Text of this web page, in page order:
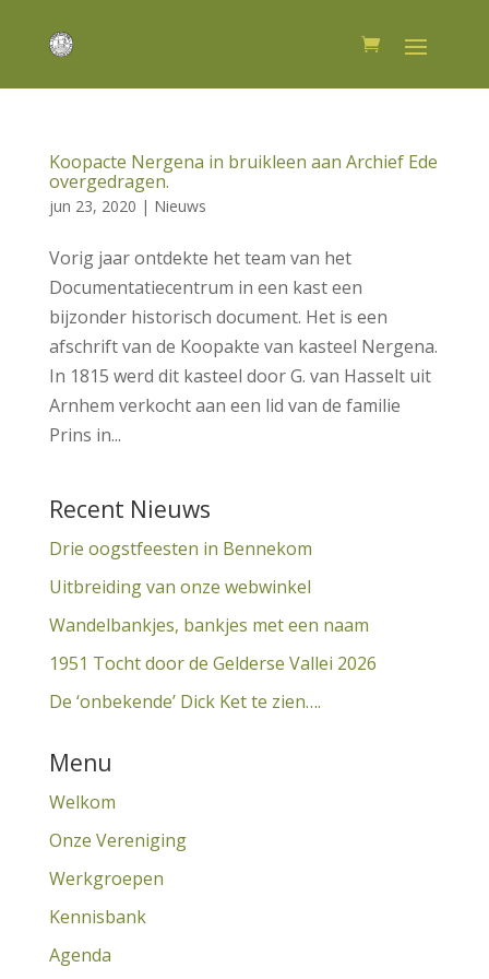
Koopacte Nergena in bruikleen aan Archief Ede
overgedragen.
jun 23, 2020 | Nieuws
Vorig jaar ontdekte het team van het
Documentatiecentrum in een kast een
bijzonder historisch document. Het is een
afschrift van de Koopakte van kasteel Nergena.
In 1815 werd dit kasteel door G. van Hasselt uit
Arnhem verkocht aan een lid van de familie
Prins in...
Recent Nieuws
Drie oogstfeesten in Bennekom
Uitbreiding van onze webwinkel
Wandelbankjes, bankjes met een naam
1951 Tocht door de Gelderse Vallei 2026
De ‘onbekende’ Dick Ket te zien….
Menu
Welkom
Onze Vereniging
Werkgroepen
Kennisbank
Agenda